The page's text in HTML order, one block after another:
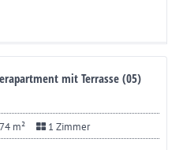
mit Terrasse (05)
m² 1 Zimmer